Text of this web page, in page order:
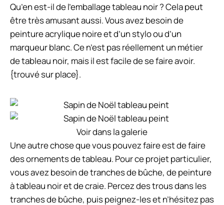
Qu’en est-il de l’emballage tableau noir ? Cela peut
être très amusant aussi. Vous avez besoin de
peinture acrylique noire et d’un stylo ou d’un
marqueur blanc. Ce n’est pas réellement un métier
de tableau noir, mais il est facile de se faire avoir.
{trouvé sur place}.
Voir dans la galerie
Une autre chose que vous pouvez faire est de faire
des ornements de tableau. Pour ce projet particulier,
vous avez besoin de tranches de bûche, de peinture
à tableau noir et de craie. Percez des trous dans les
tranches de bûche, puis peignez-les et n’hésitez pas